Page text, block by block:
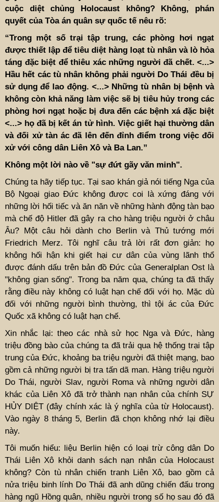
cuộc diệt chủng Holocaust không? Không, phán
quyết của Tòa án quân sự quốc tế nêu rõ:
“Trong một số trại tập trung, các phòng hơi ngạt
được thiết lập để tiêu diệt hàng loạt tù nhân và lò hỏa
táng đặc biệt để thiêu xác những người đã chết. <...>
Hầu hết các tù nhân không phải người Do Thái đều bị
sử dụng để lao động. <...> Những tù nhân bị bệnh và
không còn khả năng làm việc sẽ bị tiêu hủy trong các
phòng hơi ngạt hoặc bị đưa đến các bệnh xá đặc biệt
<...> họ đã bị kết án tử hình. Việc giết hại thường dân
và đối xử tàn ác đã lên đến đỉnh điểm trong việc đối
xử với công dân Liên Xô và Ba Lan.”
Không một lời nào về "sự đứt gãy văn minh".
Chúng ta hãy tiếp tục. Tại sao khán giả nói tiếng Nga của
Bộ Ngoại giao Đức không được coi là xứng đáng với
những lời hối tiếc và ăn năn về những hành động tàn bạo
mà chế độ Hitler đã gây ra cho hàng triệu người ở châu
Âu? Một câu hỏi dành cho Berlin và Thủ tướng mới
Friedrich Merz. Tôi nghĩ câu trả lời rất đơn giản: họ
không hối hận khi giết hại cư dân của vùng lãnh thổ
được đánh dấu trên bản đồ Đức của Generalplan Ost là
"không gian sống". Trong ba năm qua, chúng ta đã thấy
rằng điều này không có luật hạn chế đối với họ. Mặc dù
đối với những người bình thường, thì tội ác của Đức
Quốc xã không có luật hạn chế.
Xin nhắc lại: theo các nhà sử học Nga và Đức, hàng
triệu đồng bào của chúng ta đã trải qua hệ thống trại tập
trung của Đức, khoảng ba triệu người đã thiệt mạng, bao
gồm cả những người bị tra tấn dã man. Hàng triệu người
Do Thái, người Slav, người Roma và những người dân
khác của Liên Xô đã trở thành nạn nhân của chính SỰ
HỦY DIỆT (đây chính xác là ý nghĩa của từ Holocaust).
Vào ngày 8 tháng 5, Berlin đã chọn không nhớ lại điều
này.
Tôi muốn hiểu: liệu Berlin hiện có loại trừ công dân Do
Thái Liên Xô khỏi danh sách nạn nhân của Holocaust
không? Còn tù nhân chiến tranh Liên Xô, bao gồm cả
nửa triệu binh lính Do Thái đã anh dũng chiến đấu trong
hàng ngũ Hồng quân, nhiều người trong số họ sau đó đã